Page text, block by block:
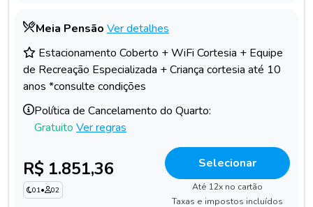
Meia Pensão Ver detalhes
Estacionamento Coberto + WiFi Cortesia + Equipe
de Recreação Especializada + Criança cortesia até 10
anos *consulte condições
Política de Cancelamento do Quarto:
Gratuito Ver regras
R$ 1.851,36
01• 02
Selecionar
Até 12x no cartão
Taxas e impostos incluídos